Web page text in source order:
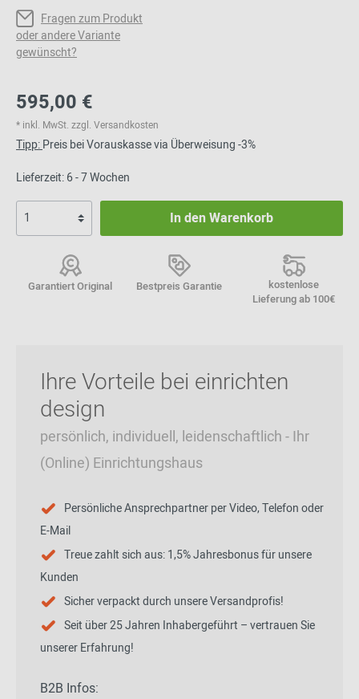
Fragen zum Produkt
oder andere Variante
gewünscht?
595,00 €
* inkl. MwSt. zzgl. Versandkosten
Tipp:Preis bei Vorauskasse via Überweisung -3%
Lieferzeit: 6 - 7 Wochen
In den Warenkorb
Garantiert Original Bestpreis Garantie
kostenlose
Lieferung ab 100€
Ihre Vorteile bei einrichten
design
persönlich, individuell, leidenschaftlich - Ihr
(Online) Einrichtungshaus
Persönliche Ansprechpartner per Video, Telefon oder
E-Mail
Treue zahlt sich aus: 1,5% Jahresbonus für unsere
Kunden
Sicher verpackt durch unsere Versandprofis!
Seit über 25 Jahren Inhabergeführt – vertrauen Sie
unserer Erfahrung!
B2B Infos: